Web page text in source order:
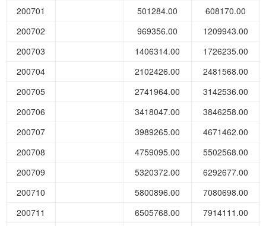
200701
501284.00
608170.00
200702
969356.00
1209943.00
200703
1406314.00
1726235.00
200704
2102426.00
2481568.00
200705
2741964.00
3142536.00
200706
3418047.00
3846258.00
200707
3989265.00
4671462.00
200708
4759095.00
5502568.00
200709
5320372.00
6292677.00
200710
5800896.00
7080698.00
200711
6505768.00
7914111.00